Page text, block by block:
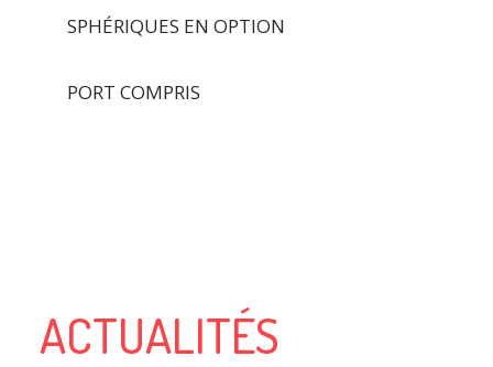
SPHÉRIQUES EN OPTION
PORT COMPRIS
ACTUALITÉS